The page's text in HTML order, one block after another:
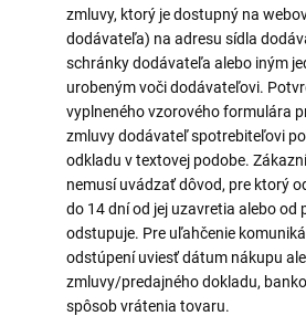
zmluvy, ktorý je dostupný na
dodávateľa) na adresu sídla
schránky dodávateľa alebo iným
urobeným voči dodávateľovi.
vyplneného vzorového formulára
zmluvy dodávateľ spotrebiteľovi
odkladu v textovej podobe.
nemusí uvádzať dôvod, pre ktorý
do 14 dní od jej uzavretia alebo od
odstupuje. Pre uľahčenie
odstúpení uviesť dátum nákupu
zmluvy/predajného dokladu,
spôsob vrátenia tovaru.